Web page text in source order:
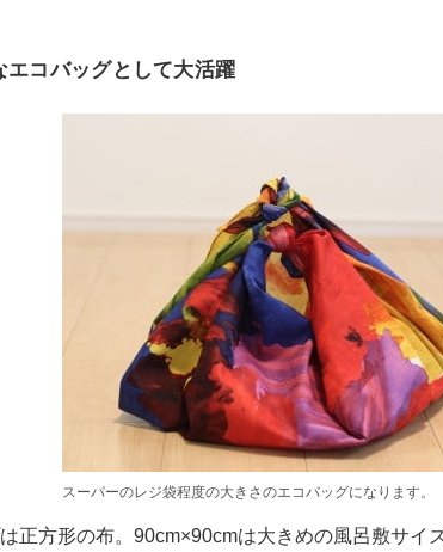
エコバッグとして大活躍
スーパーのレジ袋程度の大きさのエコバッグになります。
正方形の布。90cm×90cmは大きめの風呂敷サイ